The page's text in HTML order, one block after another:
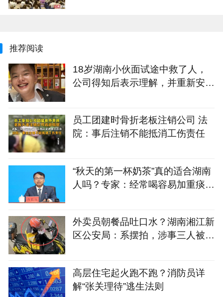
推荐阅读
18岁湖南小伙面试途中救了人，
公司得知后表示理解，并重新安排
员工团建时骨折老板注销公司 法
院：事后注销不能抵消工伤责任
“秋天的第一杯奶茶”真的适合湖南
人吗？专家：经常喝容易加重痰
外卖员朝餐品吐口水？湖南湘江新
区公安局：系摆拍，涉事三人被行
高层住宅起火跑不跑？消防员详
解“张关理待”逃生法则